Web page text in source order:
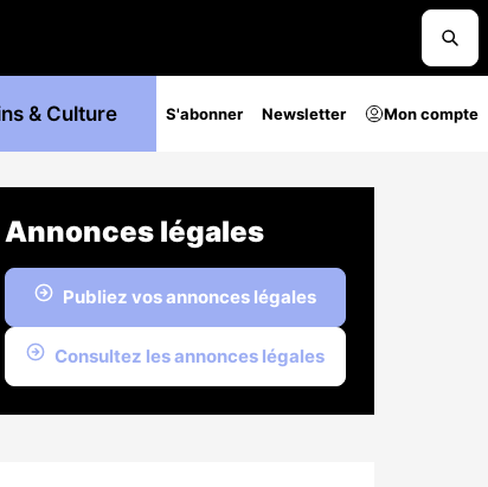
& Culture S'abonner Newsletter Mon compte
Annonces légales
Publiez vos annonces légales
Consultez les annonces légales